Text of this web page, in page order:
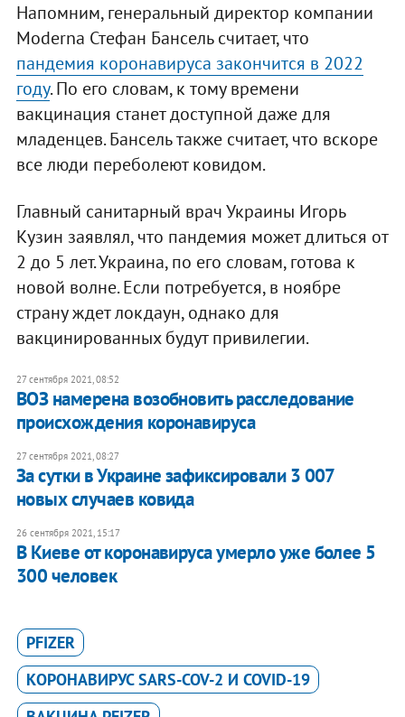
Напомним, генеральный директор компании
Moderna Стефан Бансель считает, что
пандемия коронавируса закончится в 2022
году. По его словам, к тому времени
вакцинация станет доступной даже для
младенцев. Бансель также считает, что вскоре
все люди переболеют ковидом.
Главный санитарный врач Украины Игорь
Кузин заявлял, что пандемия может длиться от
2 до 5 лет. Украина, по его словам, готова к
новой волне. Если потребуется, в ноябре
страну ждет локдаун, однако для
вакцинированных будут привилегии.
27 сентября 2021, 08:52
ВОЗ намерена возобновить расследование
происхождения коронавируса
27 сентября 2021, 08:27
За сутки в Украине зафиксировали 3 007
новых случаев ковида
26 сентября 2021, 15:17
В Киеве от коронавируса умерло уже более 5
300 человек
PFIZER
КОРОНАВИРУС SARS-COV-2 И COVID-19